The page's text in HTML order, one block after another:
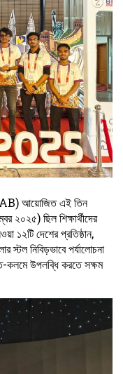
আয়োজিত এই তিন
২০২৫) ছিল শিক্ষার্থীদের
১২টি দেশের প্রতিষ্ঠান,
স্টল নিবিড়ভাবে পর্যালোচনা
কলমে উপলব্ধি করতে সক্ষম